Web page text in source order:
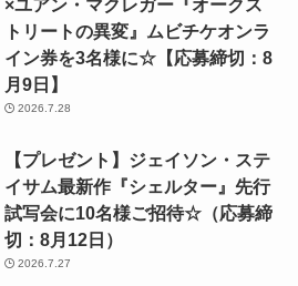
×ユアン・マクレガー『オークス
トリートの異変』ムビチケオンラ
イン券を3名様に☆【応募締切：8
月9日】
2026.7.28
【プレゼント】ジェイソン・ステ
イサム最新作『シェルター』先行
試写会に10名様ご招待☆（応募締
切：8月12日）
2026.7.27